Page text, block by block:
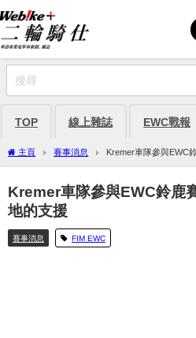
TOP 線上雜誌 EWC戰報
主頁 賽事消息 Kremer車隊參與
Kremer車隊參與EWC鈴
地的支援
賽事消息 FIM EWC